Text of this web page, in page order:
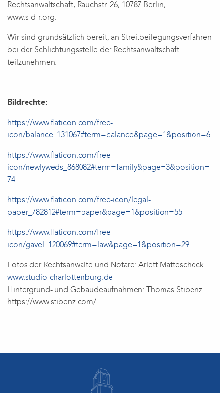
Rechtsanwaltschaft, Rauchstr. 26, 10787 Berlin,
www.s-d-r.org.
Wir sind grundsätzlich bereit, an Streitbeilegungsverfahren
bei der Schlichtungsstelle der Rechtsanwaltschaft
teilzunehmen.
Bildrechte:
https://www.flaticon.com/free-
icon/balance_131067#term=balance&page=1&position=6
https://www.flaticon.com/free-
icon/newlyweds_868082#term=family&page=3&position=
74
https://www.flaticon.com/free-icon/legal-
paper_782812#term=paper&page=1&position=55
https://www.flaticon.com/free-
icon/gavel_120069#term=law&page=1&position=29
Fotos der Rechtsanwälte und Notare: Arlett Mattescheck
www.studio-charlottenburg.de
Hintergrund- und Gebäudeaufnahmen: Thomas Stibenz
https://www.stibenz.com/